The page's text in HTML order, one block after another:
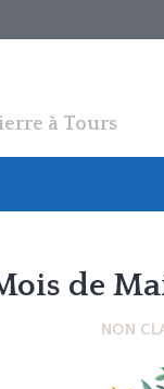
à Tours
de
NON